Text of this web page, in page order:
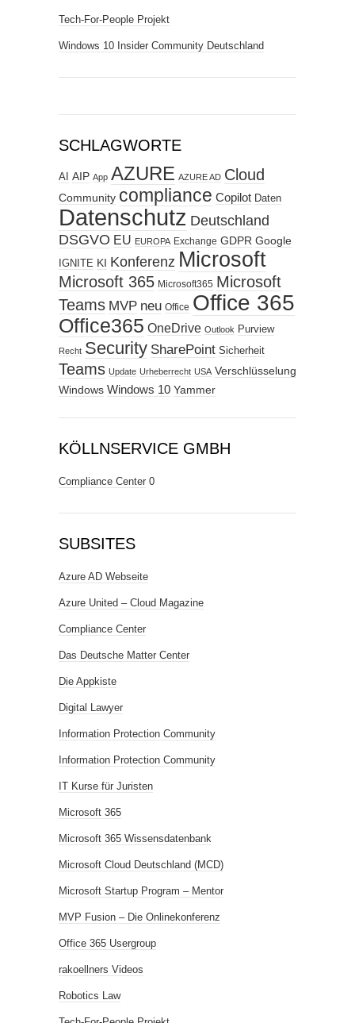
Tech-For-People Projekt
Windows 10 Insider Community Deutschland
SCHLAGWORTE
AI AIP App AZURE AZURE AD Cloud
Community compliance Copilot Daten
Datenschutz Deutschland
DSGVO EU EUROPA Exchange GDPR Google
IGNITE KI Konferenz Microsoft
Microsoft 365 Microsoft365 Microsoft
Teams MVP neu Office Office 365
Office365 OneDrive Outlook Purview
Recht Security SharePoint Sicherheit
Teams Update Urheberrecht USA Verschlüsselung
Windows Windows 10 Yammer
KÖLLNSERVICE GMBH
Compliance Center 0
SUBSITES
Azure AD Webseite
Azure United – Cloud Magazine
Compliance Center
Das Deutsche Matter Center
Die Appkiste
Digital Lawyer
Information Protection Community
Information Protection Community
IT Kurse für Juristen
Microsoft 365
Microsoft 365 Wissensdatenbank
Microsoft Cloud Deutschland (MCD)
Microsoft Startup Program – Mentor
MVP Fusion – Die Onlinekonferenz
Office 365 Usergroup
rakoellners Videos
Robotics Law